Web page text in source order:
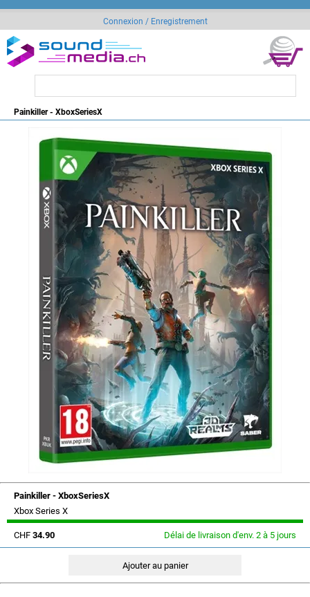
Connexion / Enregistrement
Painkiller - XboxSeriesX
Painkiller - XboxSeriesX
Xbox Series X
CHF 34.90 Délai de livraison d'env. 2 à 5 jours